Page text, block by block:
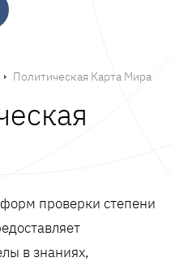
Политическая Карта Мира
проверки степени
в знаниях,